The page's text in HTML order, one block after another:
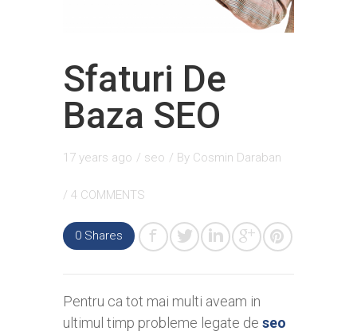
Sfaturi De
Baza SEO
17 years ago / seo / By Cosmin Daraban
/ 4 COMMENTS
0 Shares
Pentru ca tot mai multi aveam in
ultimul timp probleme legate de seo